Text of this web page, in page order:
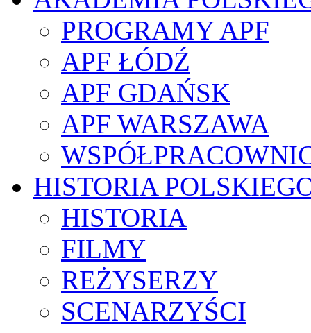
PROGRAMY APF
APF ŁÓDŹ
APF GDAŃSK
APF WARSZAWA
HISTORIA
HISTORIA
FILMY
REŻYSERZY
SCENARZYŚCI